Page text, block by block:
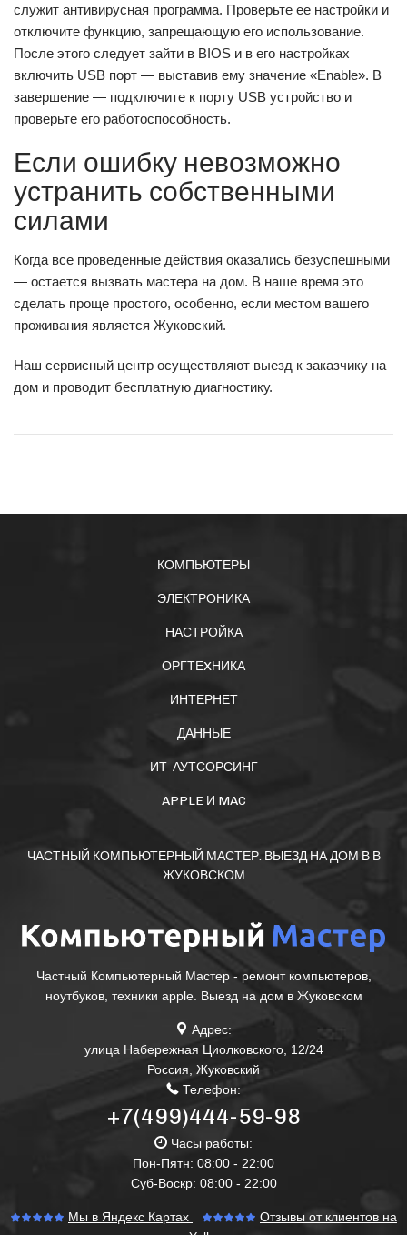
служит антивирусная программа. Проверьте ее настройки и
отключите функцию, запрещающую его использование.
После этого следует зайти в BIOS и в его настройках
включить USB порт — выставив ему значение «Enable». В
завершение — подключите к порту USB устройство и
проверьте его работоспособность.
Если ошибку невозможно
устранить собственными
силами
Когда все проведенные действия оказались безуспешными
— остается вызвать мастера на дом. В наше время это
сделать проще простого, особенно, если местом вашего
проживания является Жуковский.
Наш сервисный центр осуществляют выезд к заказчику на
дом и проводит бесплатную диагностику.
КОМПЬЮТЕРЫ
ЭЛЕКТРОНИКА
НАСТРОЙКА
ОРГТЕXНИКА
ИНТЕРНЕТ
ДАННЫЕ
ИТ-АУТСОРСИНГ
APPLE И MAC
ЧАСТНЫЙ КОМПЬЮТЕРНЫЙ МАСТЕР. ВЫЕЗД НА ДОМ В В
ЖУКОВСКОМ
Частный Компьютерный Мастер - ремонт компьютеров,
ноутбуков, техники apple. Выезд на дом в Жуковском
Адрес:
улица Набережная Циолковского, 12/24
Россия, Жуковский
Телефон:
+7(499)444-59-98
Часы работы:
Пон-Пятн: 08:00 - 22:00
Суб-Воскр: 08:00 - 22:00
Мы в Яндекс Картах
Отзывы от клиентов на